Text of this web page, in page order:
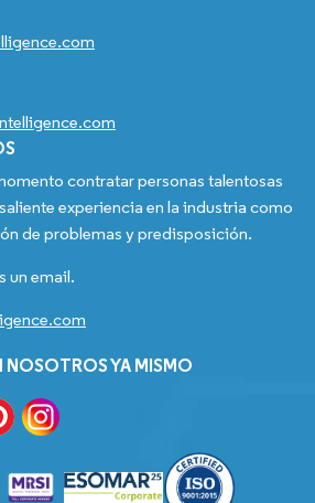
contratar personas talentosas
experiencia en la industria como
de problemas y predisposición.
un email.
YA MISMO